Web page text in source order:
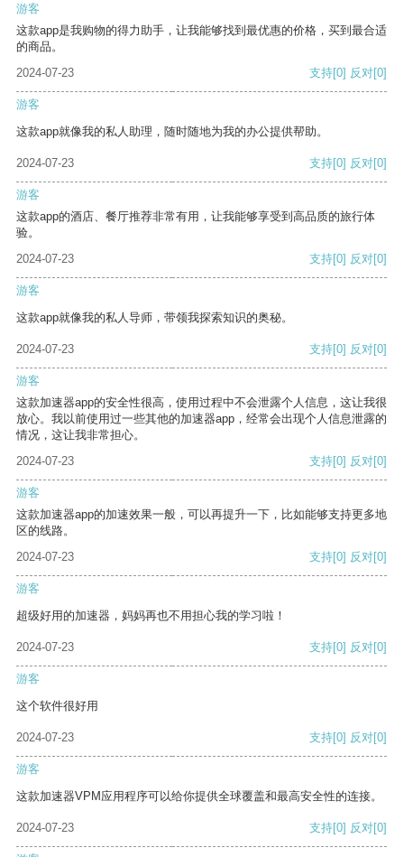
游客
这款app是我购物的得力助手，让我能够找到最优惠的价格，买到最合适
的商品。
2024-07-23
支持[0] 反对[0]
游客
这款app就像我的私人助理，随时随地为我的办公提供帮助。
2024-07-23 支持[0] 反对[0]
游客
这款app的酒店、餐厅推荐非常有用，让我能够享受到高品质的旅行体
验。
2024-07-23
支持[0] 反对[0]
游客
这款app就像我的私人导师，带领我探索知识的奥秘。
2024-07-23 支持[0] 反对[0]
游客
这款加速器app的安全性很高，使用过程中不会泄露个人信息，这让我很
放心。我以前使用过一些其他的加速器app，经常会出现个人信息泄露的
情况，这让我非常担心。
2024-07-23
支持[0] 反对[0]
游客
这款加速器app的加速效果一般，可以再提升一下，比如能够支持更多地
区的线路。
2024-07-23
支持[0] 反对[0]
游客
超级好用的加速器，妈妈再也不用担心我的学习啦！
2024-07-23 支持[0] 反对[0]
游客
这个软件很好用
2024-07-23 支持[0] 反对[0]
游客
这款加速器VPM应用程序可以给你提供全球覆盖和最高安全性的连接。
2024-07-23 支持[0] 反对[0]